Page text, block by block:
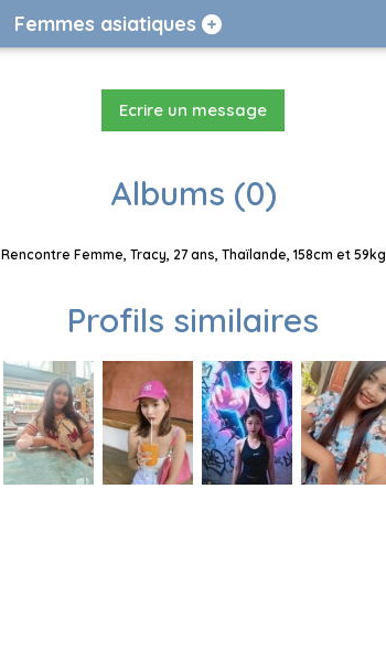
Femmes asiatiques
Ecrire un message
Albums (0)
Rencontre Femme, Tracy, 27 ans, Thaïlande, 158cm et 59kg
Profils similaires